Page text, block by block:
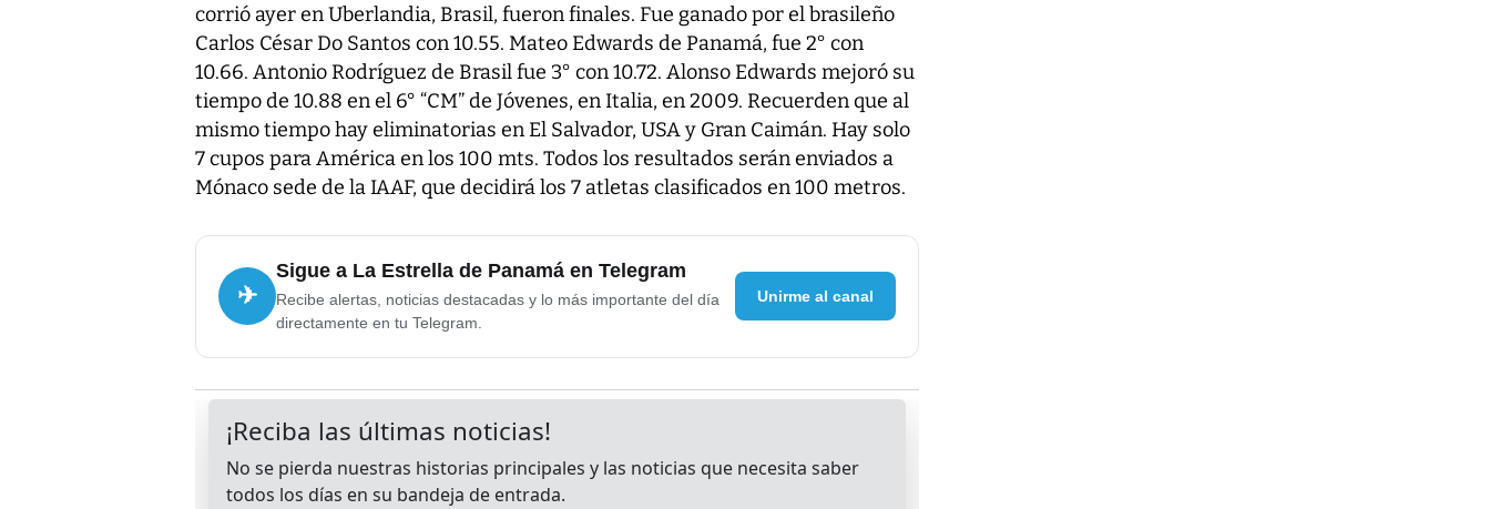
corrió ayer en Uberlandia, Brasil, fueron finales. Fue ganado por el brasileño
Carlos César Do Santos con 10.55. Mateo Edwards de Panamá, fue 2° con
10.66. Antonio Rodríguez de Brasil fue 3° con 10.72. Alonso Edwards mejoró su
tiempo de 10.88 en el 6° “CM” de Jóvenes, en Italia, en 2009. Recuerden que al
mismo tiempo hay eliminatorias en El Salvador, USA y Gran Caimán. Hay solo
7 cupos para América en los 100 mts. Todos los resultados serán enviados a
Mónaco sede de la IAAF, que decidirá los 7 atletas clasificados en 100 metros.
✈
Sigue a La Estrella de Panamá en Telegram
Recibe alertas, noticias destacadas y lo más importante del día
directamente en tu Telegram.
Unirme al canal